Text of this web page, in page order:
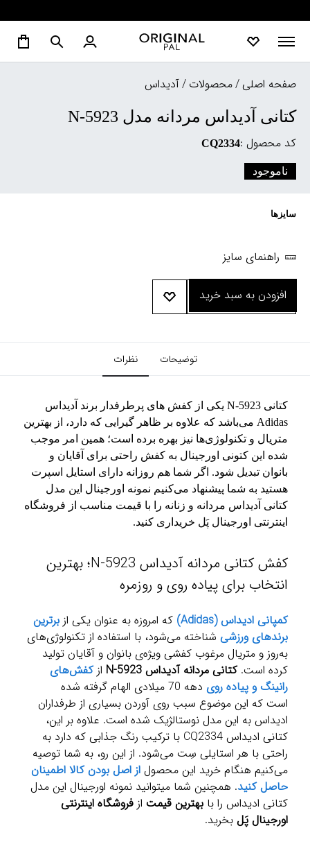
صفحه اصلی/محصولات /آدیداس
کتانی آدیداس مردانه مدل N-5923
کد محصول :CQ2334
ناموجود
سایزها
راهنمای سایز
افزودن به سبد خرید
توضیحات نظرات
کتانی N-5923 یکی از کفش های پرطرفدار برند آدیداس
Adidas می‌باشد که علاوه بر ظاهر گیرایی که دارد، از بهترین
متریال و تکنولوژی‌ها نیز بهره برده است؛ همین امر موجب
شده این کتونی اورجینال به کفش راحتی برای آقایان و
بانوان تبدیل شود. اگر شما هم روزانه دارای استایل اسپرت
هستید به شما پیشنهاد می‌کنیم نمونه اورجینال این مدل
کتانی آدیداس مردانه و زنانه را با قیمت مناسب از فروشگاه
اینترنتی اورجینال پَل خریداری کنید.
کفش کتانی مردانه آدیداس N-5923؛ بهترین
انتخاب برای پیاده روی و روزمره
کمپانی ادیداس (Adidas) که امروزه به عنوان یکی از برترین
برندهای ورزشی شناخته می‌شود، با استفاده از تکنولوژی‌های
به‌روز و متریال مرغوب کفشی ویژه‌ی بانوان و آقایان تولید
کرده است.کتانی مردانه آدیداس N-5923 ازکفش‌های
رانینگ و پیاده روی
دهه 70 میلادی الهام گرفته شده
است که این موضوع سبب روی آوردن بسیاری از طرفداران
ادیداس به این مدل نوستالژیک شده است. علاوه بر این،
کتانی ادیداس CQ2334 با ترکیب رنگ جذابی که دارد به
راحتی با هر استایلی سِت می‌شود. از این رو، به شما توصیه
می‌کنیم هنگام خرید این محصول از اصل بودن کالا اطمینان
حاصل کنید. همچنین شما میتوانید نمونه اورجینال این مدل
کتانی ادیداس را با بهترین قیمت از فروشگاه اینترنتی
اورجینال پَل بخرید.